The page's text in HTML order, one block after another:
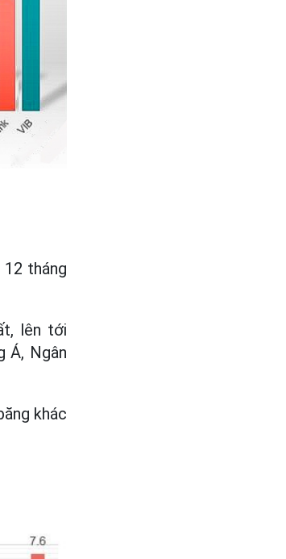
12 tháng
lên tới
Á, Ngân
khác